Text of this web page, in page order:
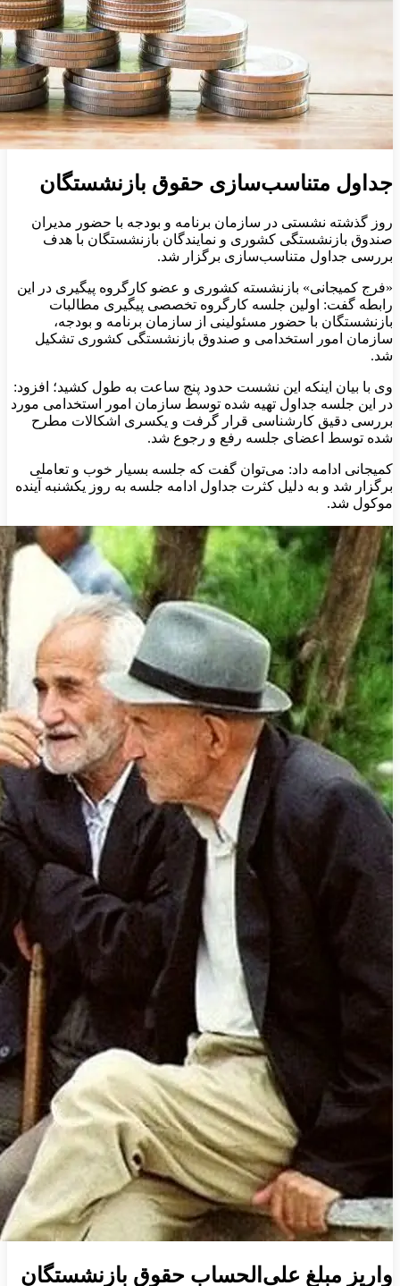
جداول متناسب‌سازی حقوق بازنشستگان
روز گذشته نشستی در سازمان برنامه و بودجه با حضور مدیران
صندوق بازنشستگی کشوری و نمایندگان بازنشستگان با هدف
بررسی جداول متناسب‌سازی برگزار شد.
«فرج کمیجانی» بازنشسته کشوری و عضو کارگروه پیگیری در این
رابطه گفت: اولین جلسه کارگروه تخصصی پیگیری مطالبات
بازنشستگان با حضور مسئولینی از سازمان برنامه و بودجه،
سازمان امور استخدامی و صندوق بازنشستگی کشوری تشکیل
شد.
وی با بیان اینکه این نشست حدود پنج ساعت به طول کشید؛ افزود:
در این جلسه جداول تهیه شده توسط سازمان امور استخدامی مورد
بررسی دقیق کارشناسی قرار گرفت و یکسری اشکالات مطرح
شده توسط اعضای جلسه رفع و رجوع شد.
کمیجانی ادامه داد: می‌توان گفت که جلسه بسیار خوب و ‌تعاملی
برگزار شد و به دلیل کثرت جداول ادامه جلسه به روز یکشنبه آینده
موکول شد.
واریز مبلغ علی‌الحساب حقوق بازنشستگان